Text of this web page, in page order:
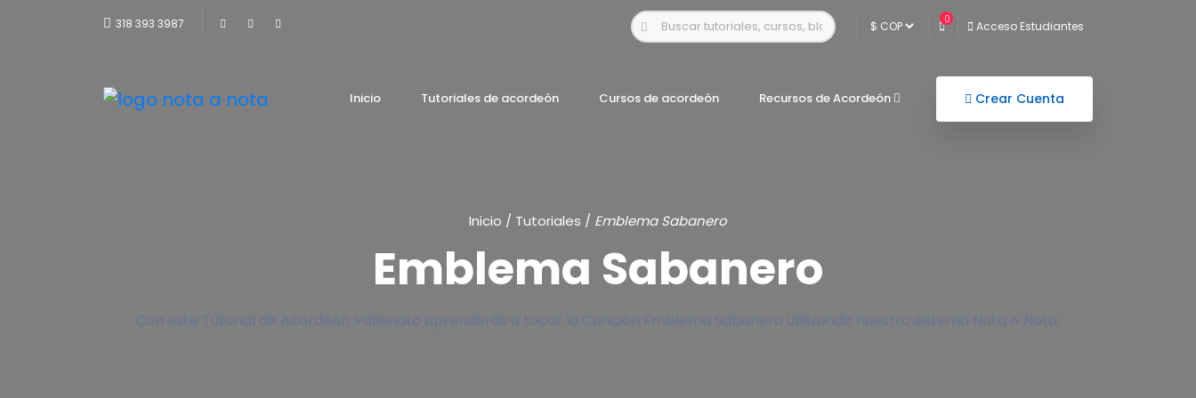
318 393 3987 0 Acceso Estudiantes
Inicio Tutoriales de acordeón Cursos de acordeón Recursos de Acordeón Crear Cuenta
Inicio / Tutoriales / Emblema Sabanero
Emblema Sabanero
Con este Tutorial de Acordeón Vallenato aprenderás a tocar la Canción Emblema Sabanero utilizando nuestro sistema Nota A Nota.